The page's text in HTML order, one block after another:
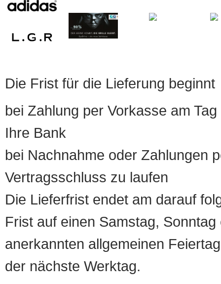
Die Frist für die Lieferung beginnt
bei Zahlung per Vorkasse am
Ihre Bank
bei Nachnahme oder Zahlungen
Vertragsschluss zu laufen
Die Lieferfrist endet am darauf
Frist auf einen Samstag,
anerkannten allgemeinen
der nächste Werktag.